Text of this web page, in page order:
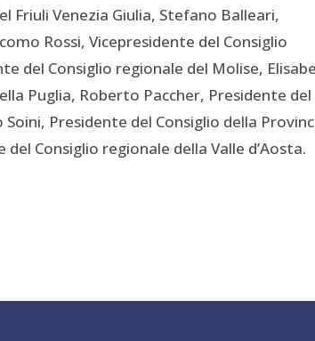
Friuli Venezia Giulia, Stefano Balleari,
Rossi, Vicepresidente del Consiglio
del Consiglio regionale del Molise,
Puglia, Roberto Paccher, Presidente del
Presidente del Consiglio della
Consiglio regionale della Valle d’Aosta.